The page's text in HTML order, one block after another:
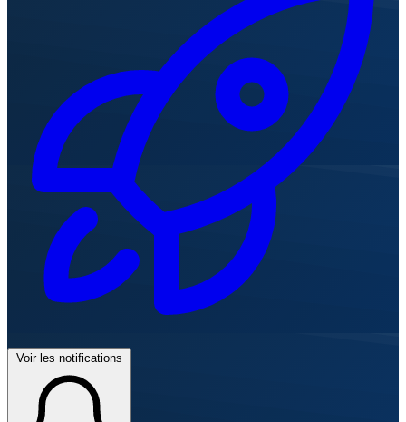
Voir les notifications